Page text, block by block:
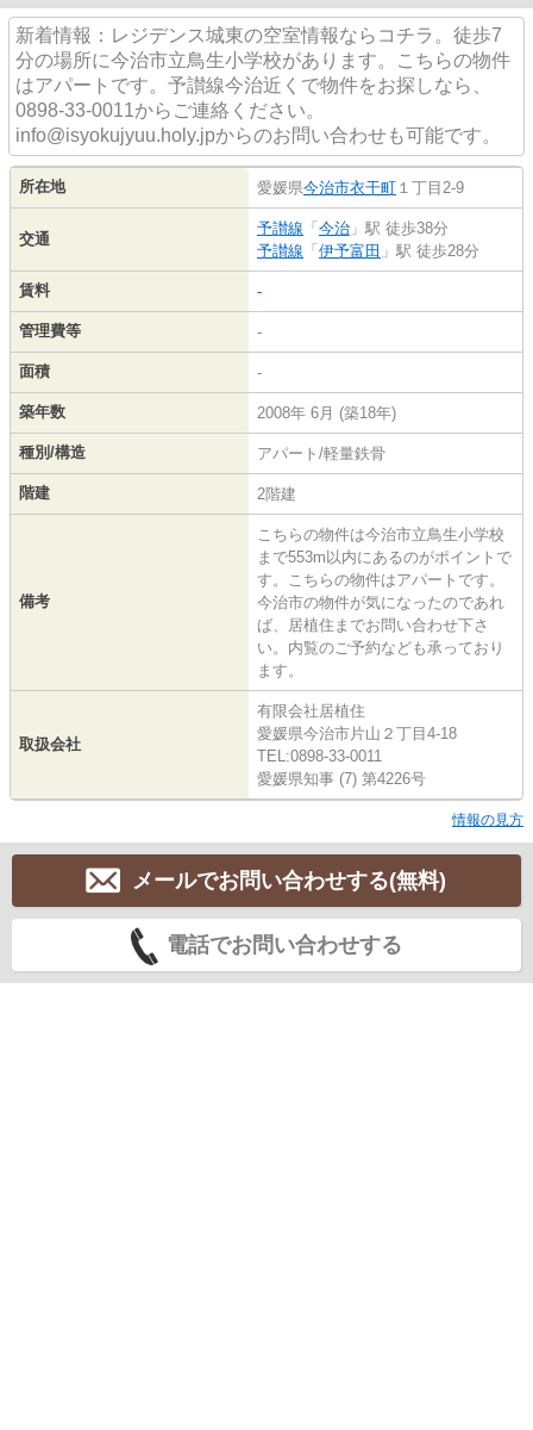
新着情報：レジデンス城東の空室情報ならコチラ。徒歩7
分の場所に今治市立鳥生小学校があります。こちらの物件
はアパートです。予讃線今治近くで物件をお探しなら、
0898-33-0011からご連絡ください。
info@isyokujyuu.holy.jpからのお問い合わせも可能です。
所在地 愛媛県今治市衣干町 １丁目2-9
交通
予讃線 「 今治 」駅 徒歩38分
予讃線 「 伊予富田 」駅 徒歩28分
賃料 -
管理費等 -
面積 -
築年数 2008年 6月 (築18年)
種別/構造 アパート/軽量鉄骨
階建 2階建
備考
こちらの物件は今治市立鳥生小学校
まで553m以内にあるのがポイントで
す。こちらの物件はアパートです。
今治市の物件が気になったのであれ
ば、居植住までお問い合わせ下さ
い。内覧のご予約なども承っており
ます。
取扱会社
有限会社居植住
愛媛県今治市片山２丁目4-18
TEL:0898-33-0011
愛媛県知事 (7) 第4226号
情報の見方
メールでお問い合わせする(無料)
電話でお問い合わせする